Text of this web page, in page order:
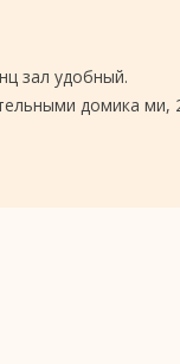
зал удобный.
домика ми,